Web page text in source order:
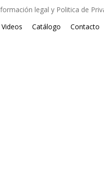
legal y Politica de
Videos Catálogo Contacto